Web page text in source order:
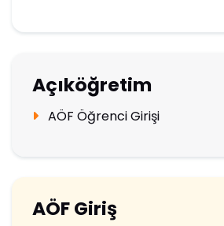
Açıköğretim
AÖF Öğrenci Girişi
AÖF Giriş